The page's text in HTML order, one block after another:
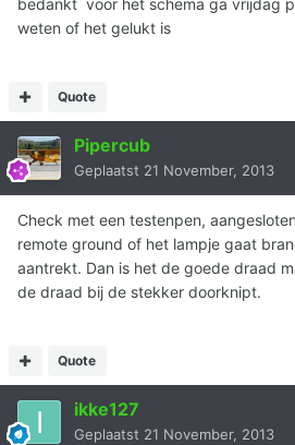
bedankt voor het schema ga vrijdag
weten of het gelukt is
Quote
Pipercub
Geplaatst 21 November, 2013
Check met een testenpen,
remote ground of het lampje gaat
aantrekt. Dan is het de goede draad
de draad bij de stekker doorknipt.
Quote
ikke127
Geplaatst 21 November, 2013